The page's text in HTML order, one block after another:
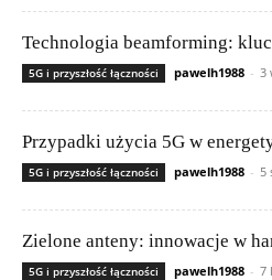
Technologia beamforming:
5G i przyszłość łączności pawelh1988 - 3
Przypadki użycia 5G w
5G i przyszłość łączności pawelh1988 - 5
Zielone anteny: innowacje w
5G i przyszłość łączności pawelh1988 - 7